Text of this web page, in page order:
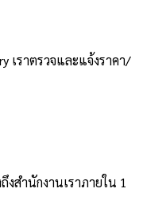
เราตรวจและแจ้งราคา/
งสำนักงานเราภายใน 1